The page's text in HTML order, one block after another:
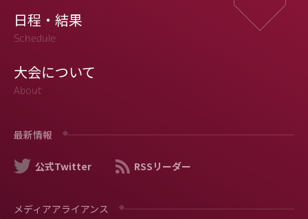
日程・結果
Schedule
大会について
About
最新情報
公式Twitter RSSリーダー
メディアアライアンス